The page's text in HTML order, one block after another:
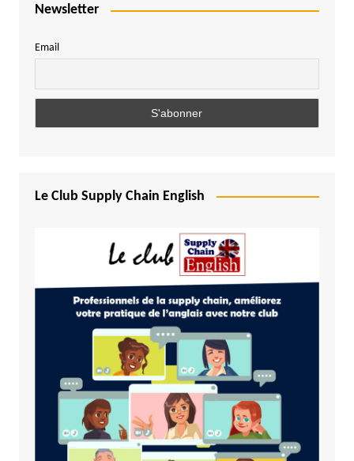
Newsletter
Email
Le Club Supply Chain English